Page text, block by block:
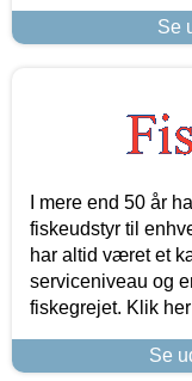
Se
I mere end 50 år
fiskeudstyr til
har altid været et
serviceniveau og
fiskegrejet. Klik
Se